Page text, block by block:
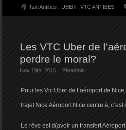
Taxi Antibes . UBER . VTC ANTIBES
Les VTC Uber de
perdre le moral?
Nov 19th. 2016 Paradmin
Pour les Vtc Uber de l’aéroport de
trajet Nice Aéroport Nice centre à,
Le rêve est d(avoir un transfert